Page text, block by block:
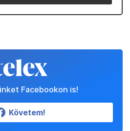
Facebookon is!
Követem!